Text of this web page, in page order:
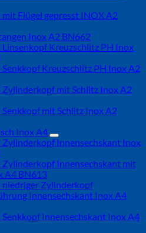
mit Flügel gepresst INOX A2
Inox A2 BN662
Linsenkopf Kreuzschlitz PH Inox
Senkkopf Kreuzschlitz PH Inox A2
Zylinderkopf mit Schlitz Inox A2
Senkkopf mit Schlitz Inox A2
Inox A4
Zylinderkopf Innensechskant Inox
Zylinderkopf Innensechskant mit
A4 BN613
niedriger Zylinderkopf
Innensechskant Inox A4
Senkkopf Innensechskant Inox A4